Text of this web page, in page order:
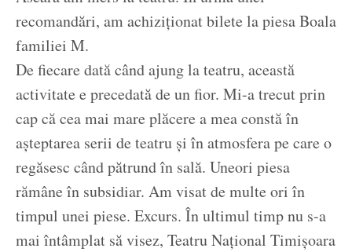
recomandări, am achiziționat bilete la piesa Boala
familiei M.
De fiecare dată când ajung la teatru, această
activitate e precedată de un fior. Mi-a trecut prin
cap că cea mai mare plăcere a mea constă în
așteptarea serii de teatru și în atmosfera pe care o
regăsesc când pătrund în sală. Uneori piesa
rămâne în subsidiar. Am visat de multe ori în
timpul unei piese. Excurs. În ultimul timp nu s-a
mai întâmplat să visez, Teatru Național Timișoara